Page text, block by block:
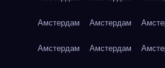
Амстердам Амстердам
Амстердам Амстердам